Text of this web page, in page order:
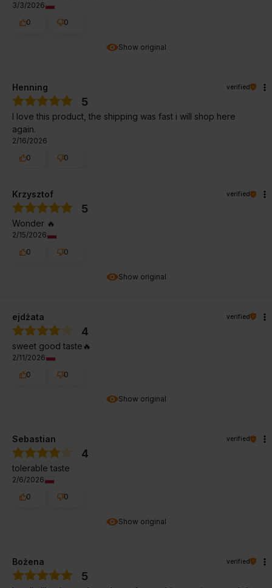
Show original
3/3/2026
0
0
Henning verified
5
I love this product, the shipping was fast i will shop here
again.
2/16/2026
0
0
Show original
Krzysztof verified
5
Wonder 🔥
2/15/2026
0
0
Show original
ejdżata verified
4
sweet good taste🔥
2/11/2026
0
0
Show original
Sebastian verified
4
tolerable taste
2/6/2026
0
0
Bożena verified
5